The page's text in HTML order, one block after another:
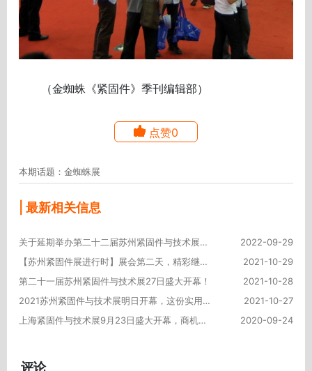
（金蜘蛛《紧固件》季刊编辑部）
点赞0
本期话题：金蜘蛛展
| 最新相关信息
关于延期举办第二十二届苏州紧固件与技术展的通知
2022-09-29
【苏州紧固件展进行时】展会第二天，精彩继续，热情不减！
2021-10-29
第二十一届苏州紧固件与技术展27日盛大开幕！
2021-10-28
2021苏州紧固件与技术展明日开幕，这份实用的逛展攻略请收好！
2021-10-27
上海紧固件与技术展9月23日盛大开幕，商机涌动！
2020-09-24
评论